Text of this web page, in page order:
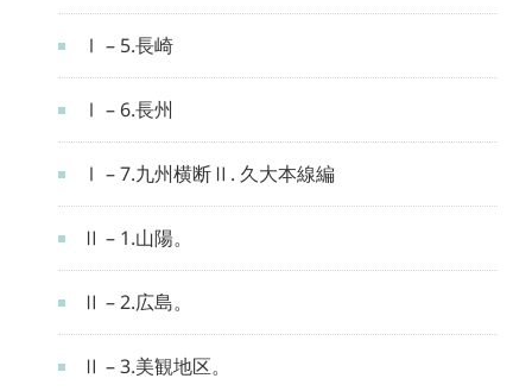
Ⅰ – 5.長崎
Ⅰ – 6.長州
Ⅰ – 7.九州横断Ⅱ. 久大本線編
Ⅱ – 1.山陽。
Ⅱ – 2.広島。
Ⅱ – 3.美観地区。